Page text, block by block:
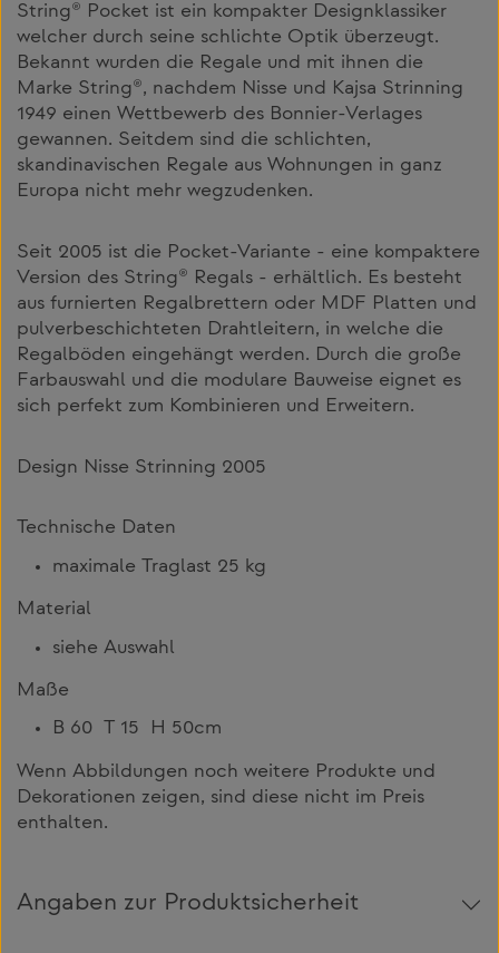
String® Pocket ist ein kompakter Designklassiker
welcher durch seine schlichte Optik überzeugt.
Bekannt wurden die Regale und mit ihnen die
Marke String®, nachdem Nisse und Kajsa Strinning
1949 einen Wettbewerb des Bonnier-Verlages
gewannen. Seitdem sind die schlichten,
skandinavischen Regale aus Wohnungen in ganz
Europa nicht mehr wegzudenken.
Seit 2005 ist die Pocket-Variante - eine kompaktere
Version des String® Regals - erhältlich. Es besteht
aus furnierten Regalbrettern oder MDF Platten und
pulverbeschichteten Drahtleitern, in welche die
Regalböden eingehängt werden. Durch die große
Farbauswahl und die modulare Bauweise eignet es
sich perfekt zum Kombinieren und Erweitern.
Design Nisse Strinning 2005
Technische Daten
maximale Traglast 25 kg
Material
siehe Auswahl
Maße
B 60 T 15 H 50cm
Wenn Abbildungen noch weitere Produkte und
Dekorationen zeigen, sind diese nicht im Preis
enthalten.
Angaben zur Produktsicherheit